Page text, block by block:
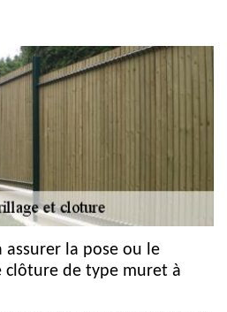
assurer la pose ou le
clôture de type muret à